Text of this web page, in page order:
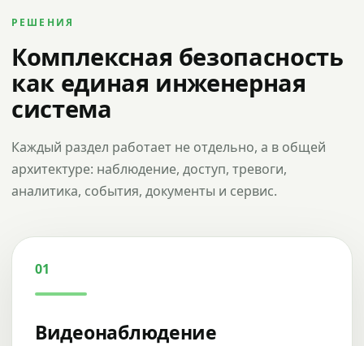
РЕШЕНИЯ
Комплексная безопасность
как единая инженерная
система
Каждый раздел работает не отдельно, а в общей
архитектуре: наблюдение, доступ, тревоги,
аналитика, события, документы и сервис.
01
Видеонаблюдение